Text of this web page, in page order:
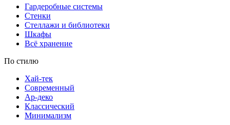
Гардеробные системы
Стенки
Стеллажи и библиотеки
Шкафы